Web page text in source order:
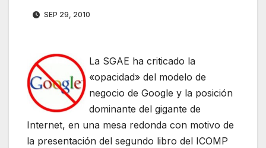
SEP 29, 2010
La SGAE ha criticado la
«opacidad» del modelo de
negocio de Google y la posición
dominante del gigante de
Internet, en una mesa redonda con motivo de
la presentación del segundo libro del ICOMP